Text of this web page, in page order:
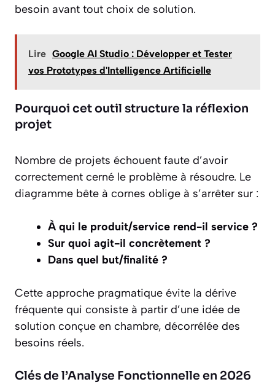
besoin avant tout choix de solution.
Lire Google AI Studio : Développer et Tester
vos Prototypes d'Intelligence Artificielle
Pourquoi cet outil structure la réflexion
projet
Nombre de projets échouent faute d’avoir
correctement cerné le problème à résoudre. Le
diagramme bête à cornes oblige à s’arrêter sur :
À qui le produit/service rend-il service ?
Sur quoi agit-il concrètement ?
Dans quel but/finalité ?
Cette approche pragmatique évite la dérive
fréquente qui consiste à partir d’une idée de
solution conçue en chambre, décorrélée des
besoins réels.
Clés de l’Analyse Fonctionnelle en 2026